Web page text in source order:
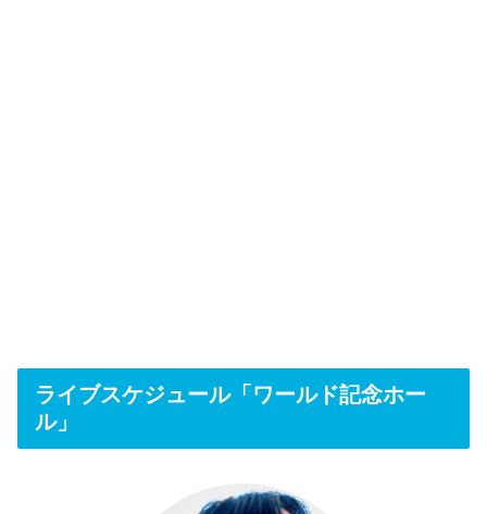
ライブスケジュール「ワールド記念ホー
ル」